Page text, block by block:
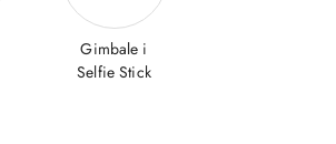
Gimbale i
Selfie Stick